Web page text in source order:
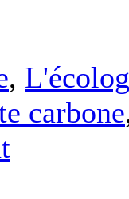
,
carbone